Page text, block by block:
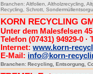
Branchen:Altfolien ,Altholzrecycling ,
Recycling
,Schrott ,
KORN RECYCLING
Unter dem Malesfelsen
Telefon (07431) 94929-0 ·
Internet:www.korn-
E-Mail: info@korn-
Branchen:Recycling ,Entsorgung ,